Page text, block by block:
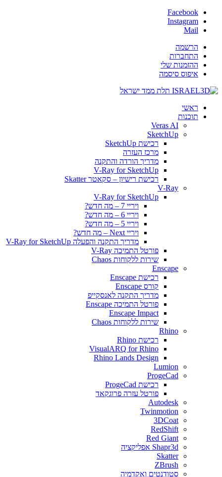
Facebook
Instagram
Mail
הרשמה
התחברות
ההזמנות שלי
איפוס סיסמה
ראשי
תוכנות
Veras AI
SketchUp
רכישת SketchUp
מרכז העזרה
מדריך הורדה והתקנה
V-Ray for SketchUp
רכישת רישיון – סקאטר Skatter
V-Ray
V-Ray for SketchUp
ויריי 7 – מה חדש?
ויריי 6 – מה חדש?
ויריי 5 – מה חדש?
ויריי Next – מה חדש?
מדריך התקנה והפעלה V-Ray for SketchUp
פורטל התמיכה V-Ray
שירות ללקוחות Chaos
Enscape
רכישת Enscape
קורס Enscape
מדריך התקנה לאנסקייפ
פורטל התמיכה Enscape
Enscape Impact
שירות ללקוחות Chaos
Rhino
רכישת Rhino
VisualARQ for Rhino
Rhino Lands Design
Lumion
ProgeCad
רכישת ProgeCad
פורטל עזרה פרוגקאד
Autodesk
Twinmotion
3DCoat
RedShift
Red Giant
Shapr3d אפליקציה
Skatter
ZBrush
סטודנטים ואקדמיה